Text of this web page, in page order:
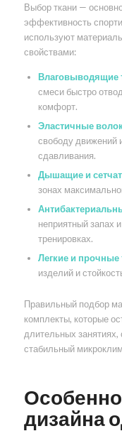
Выбор ткани —
эффективность
используют
свойствами:
Влаговыводящие
смеси быстро
комфорт.
Эластичные
свободу движений
сдавливания.
Дышащие и
зонах
неприятный запах
тренировках.
Легкие и прочные
изделий и
Правильный подбор
комплекты, которые
длительных
стабильный
дизайна